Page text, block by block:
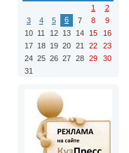
1
2
3
4 5 6 7 8
9
10 11 12 13 14 15
16
17 18 19 20 21 22
23
24 25 26 27 28 29
30
31